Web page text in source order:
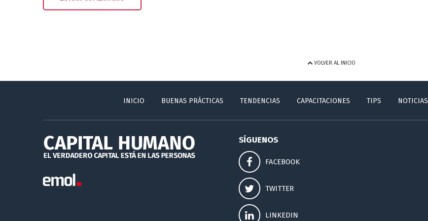
VOLVER AL INICIO
INICIO BUENAS PRÁCTICAS TENDENCIAS CAPACITACIONES TIPS NOTICIAS
SÍGUENOS
FACEBOOK
TWITTER
LINKEDIN